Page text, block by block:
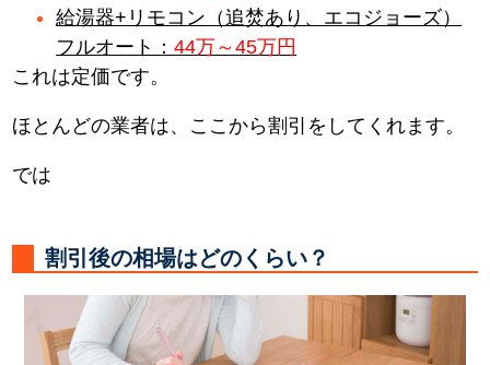
給湯器+リモコン（追焚あり、エコジョーズ）
フルオート：44万～45万円
これは定価です。
ほとんどの業者は、ここから割引をしてくれます。
では
割引後の相場はどのくらい？